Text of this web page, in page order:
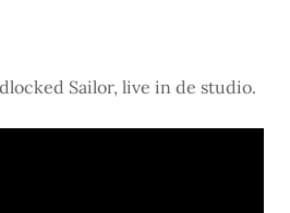
Sailor, live in de studio.